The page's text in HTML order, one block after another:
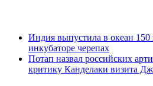
Индия выпустила в океан
инкубаторе черепах
Потап назвал российских
критику Канделаки визита